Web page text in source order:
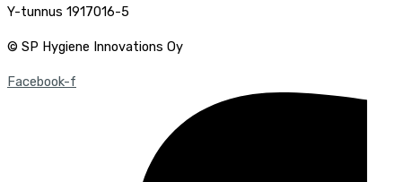
Y-tunnus 1917016-5
© SP Hygiene Innovations Oy
Facebook-f